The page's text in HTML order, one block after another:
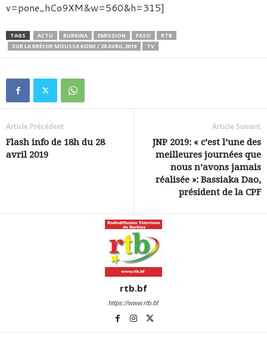
v=pone_hCo9XM&w=560&h=315]
TAGS ACTU BURKINA EMISSION FASO
RTB
SUR LA BRÈCHE MOUSSA KONE / 28 AVRIL 2019
TV
Article Précédent
Flash info de 18h du 28
avril 2019
Article Suivant
JNP 2019: « c’est l’une des
meilleures journées que
nous n’avons jamais
réalisée »: Bassiaka Dao,
président de la CPF
rtb.bf
https://www.rtb.bf